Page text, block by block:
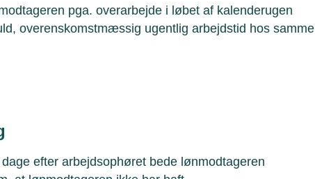
pga. overarbejde i løbet af kalenderugen
overenskomstmæssig ugentlig arbejdstid hos samme
efter arbejdsophøret bede lønmodtageren